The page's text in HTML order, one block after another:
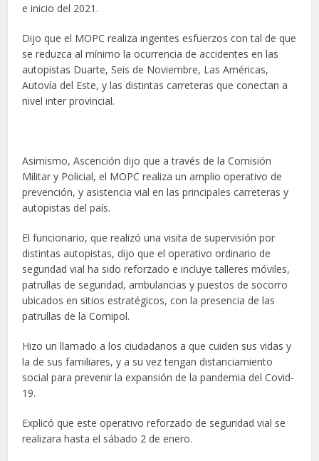
e inicio del 2021.
Dijo que el MOPC realiza ingentes esfuerzos con tal de que
se reduzca al mínimo la ocurrencia de accidentes en las
autopistas Duarte, Seis de Noviembre, Las Américas,
Autovía del Este, y las distintas carreteras que conectan a
nivel inter provincial.
Asimismo, Ascención dijo que a través de la Comisión
Militar y Policial, el MOPC realiza un amplio operativo de
prevención, y asistencia vial en las principales carreteras y
autopistas del país.
El funcionario, que realizó una visita de supervisión por
distintas autopistas, dijo que el operativo ordinario de
seguridad vial ha sido reforzado e incluye talleres móviles,
patrullas de seguridad, ambulancias y puestos de socorro
ubicados en sitios estratégicos, con la presencia de las
patrullas de la Comipol.
Hizo un llamado a los ciudadanos a que cuiden sus vidas y
la de sus familiares, y a su vez tengan distanciamiento
social para prevenir la expansión de la pandemia del Covid-
19.
Explicó que este operativo reforzado de seguridad vial se
realizara hasta el sábado 2 de enero.